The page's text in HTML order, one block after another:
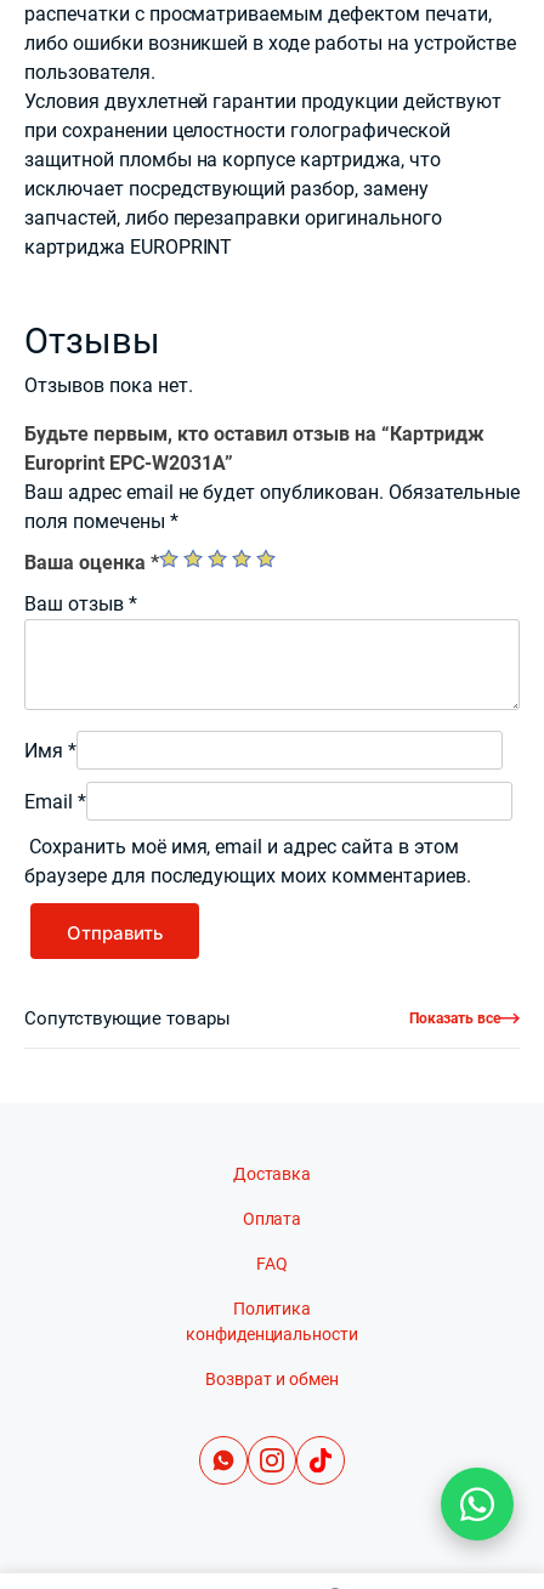
распечатки с просматриваемым дефектом печати,
либо ошибки возникшей в ходе работы на устройстве
пользователя.
Условия двухлетней гарантии продукции действуют
при сохранении целостности голографической
защитной пломбы на корпусе картриджа, что
исключает посредствующий разбор, замену
запчастей, либо перезаправки оригинального
картриджа EUROPRINT
Отзывы
Отзывов пока нет.
Будьте первым, кто оставил отзыв на “Картридж
Europrint EPC-W2031A”
Ваш адрес email не будет опубликован. Обязательные
поля помечены *
Ваша оценка *
Ваш отзыв *
Имя *
Email *
Сохранить моё имя, email и адрес сайта в этом
браузере для последующих моих комментариев.
Сопутствующие товары Показать все
Доставка
Оплата
FAQ
Политика
конфиденциальности
Возврат и обмен